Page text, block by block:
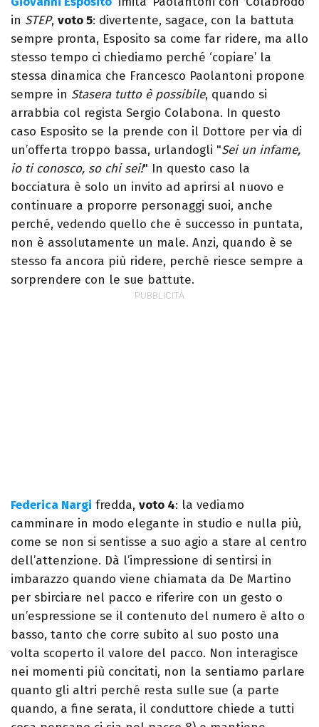
in STEP, voto 5: divertente, sagace, con la battuta
sempre pronta, Esposito sa come far ridere, ma allo
stesso tempo ci chiediamo perché ‘copiare’ la
stessa dinamica che Francesco Paolantoni propone
sempre in Stasera tutto è possibile, quando si
arrabbia col regista Sergio Colabona. In questo
caso Esposito se la prende con il Dottore per via di
un’offerta troppo bassa, urlandogli "Sei un infame,
io ti conosco, so chi sei!" In questo caso la
bocciatura è solo un invito ad aprirsi al nuovo e
continuare a proporre personaggi suoi, anche
perché, vedendo quello che è successo in puntata,
non è assolutamente un male. Anzi, quando è se
stesso fa ancora più ridere, perché riesce sempre a
sorprendere con le sue battute.
Federica Nargi fredda, voto 4: la vediamo
camminare in modo elegante in studio e nulla più,
come se non si sentisse a suo agio a stare al centro
dell’attenzione. Dà l’impressione di sentirsi in
imbarazzo quando viene chiamata da De Martino
per sbirciare nel pacco e riferire con un gesto o
un’espressione se il contenuto del numero è alto o
basso, tanto che corre subito al suo posto una
volta scoperto il valore del pacco. Non interagisce
nei momenti più concitati, non la sentiamo parlare
quanto gli altri perché resta sulle sue (a parte
quando, a fine serata, il conduttore chiede a tutti